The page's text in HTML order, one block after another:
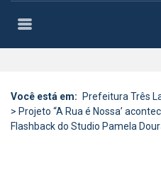
Você está em: Prefeitura Três
> Projeto “A Rua é Nossa’
Flashback do Studio Pamela